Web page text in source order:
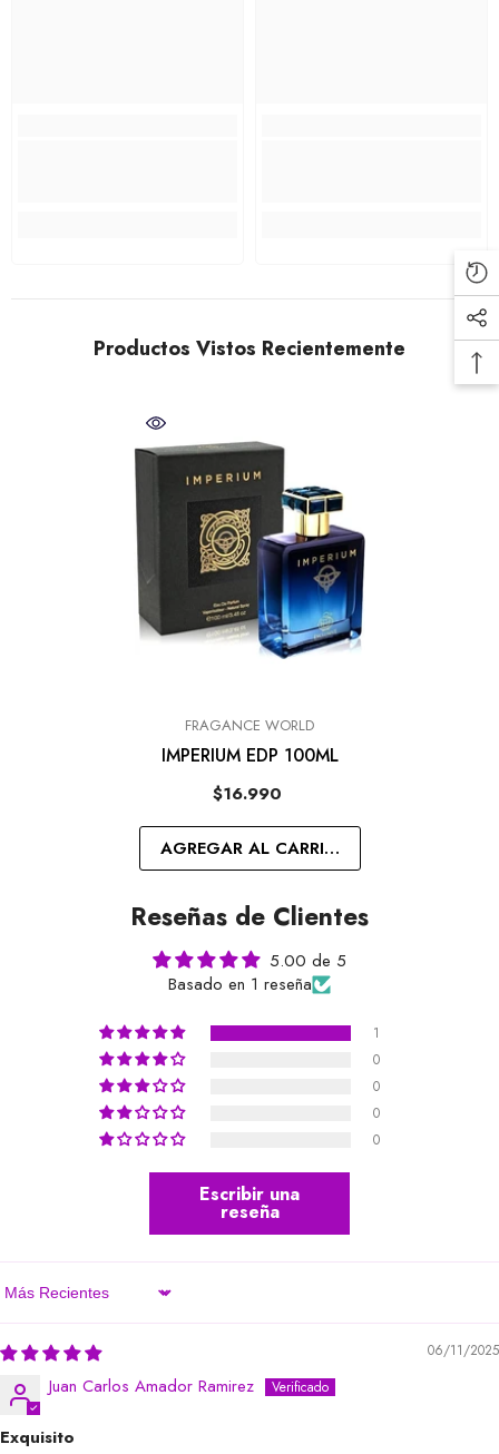
Productos Vistos Recientemente
MARCA:FRAGANCE WORLD
IMPERIUM EDP 100ML
$16.990
AGREGAR AL CARRITO
Reseñas de Clientes
5.00 de 5
Basado en 1 reseña
1
0
0
0
0
Escribir una
reseña
Sort By
06/11/2025
Juan Carlos Amador Ramirez
Exquisito